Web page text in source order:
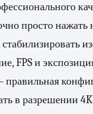
просто
FPS и
правильная
в разрешении